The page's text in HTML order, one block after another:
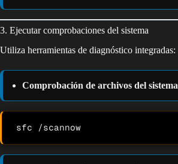
3. Ejecutar comprobaciones del sistema
Utiliza herramientas de diagnóstico integradas:
Comprobación de archivos del sistema